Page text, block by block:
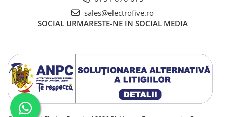
sales@electrofive.ro
SOCIAL URMARESTE-NE IN SOCIAL MEDIA